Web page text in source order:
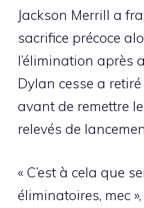
Jackson Merrill a
sacrifice précoce
l’élimination après
Dylan cesse a
avant de remettre
relevés de
« C’est à cela que
éliminatoires, mec